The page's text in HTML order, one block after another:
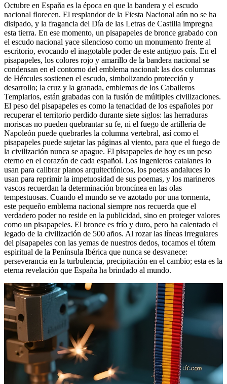
Octubre en España es la época en que la bandera y el escudo
nacional florecen. El resplandor de la Fiesta Nacional aún no se ha
disipado, y la fragancia del Día de las Letras de Castilla impregna
esta tierra. En ese momento, un pisapapeles de bronce grabado con
el escudo nacional yace silencioso como un monumento frente al
escritorio, evocando el inagotable poder de este antiguo país. En el
pisapapeles, los colores rojo y amarillo de la bandera nacional se
condensan en el contorno del emblema nacional: las dos columnas
de Hércules sostienen el escudo, simbolizando protección y
desarrollo; la cruz y la granada, emblemas de los Caballeros
Templarios, están grabadas con la fusión de múltiples civilizaciones.
El peso del pisapapeles es como la tenacidad de los españoles por
recuperar el territorio perdido durante siete siglos: las herraduras
moriscas no pueden quebrantar su fe, ni el fuego de artillería de
Napoleón puede quebrarles la columna vertebral, así como el
pisapapeles puede sujetar las páginas al viento, para que el fuego de
la civilización nunca se apague. El pisapapeles de hoy es un peso
eterno en el corazón de cada español. Los ingenieros catalanes lo
usan para calibrar planos arquitectónicos, los poetas andaluces lo
usan para reprimir la impetuosidad de sus poemas, y los marineros
vascos recuerdan la determinación broncínea en las olas
tempestuosas. Cuando el mundo se ve azotado por una tormenta,
este pequeño emblema nacional siempre nos recuerda que el
verdadero poder no reside en la publicidad, sino en proteger valores
como un pisapapeles. El bronce es frío y duro, pero ha calentado el
legado de la civilización de 500 años. Al rozar las líneas irregulares
del pisapapeles con las yemas de nuestros dedos, tocamos el tótem
espiritual de la Península Ibérica que nunca se desvanece:
perseverancia en la turbulencia, precipitación en el cambio; esta es la
eterna revelación que España ha brindado al mundo.